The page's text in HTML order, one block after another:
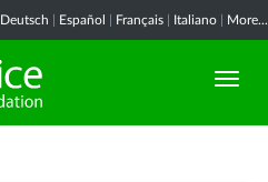
Deutsch Español Français Italiano More...